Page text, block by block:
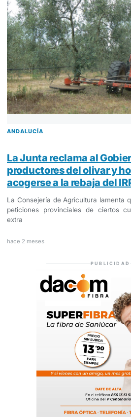
ANDALUCÍA
La Junta reclama al
productores del olivar y
acogerse a la rebaja del
La Consejería de Agricultura lamenta
peticiones provinciales de ciertos
extra
hace 2 meses
PUBLICIDAD